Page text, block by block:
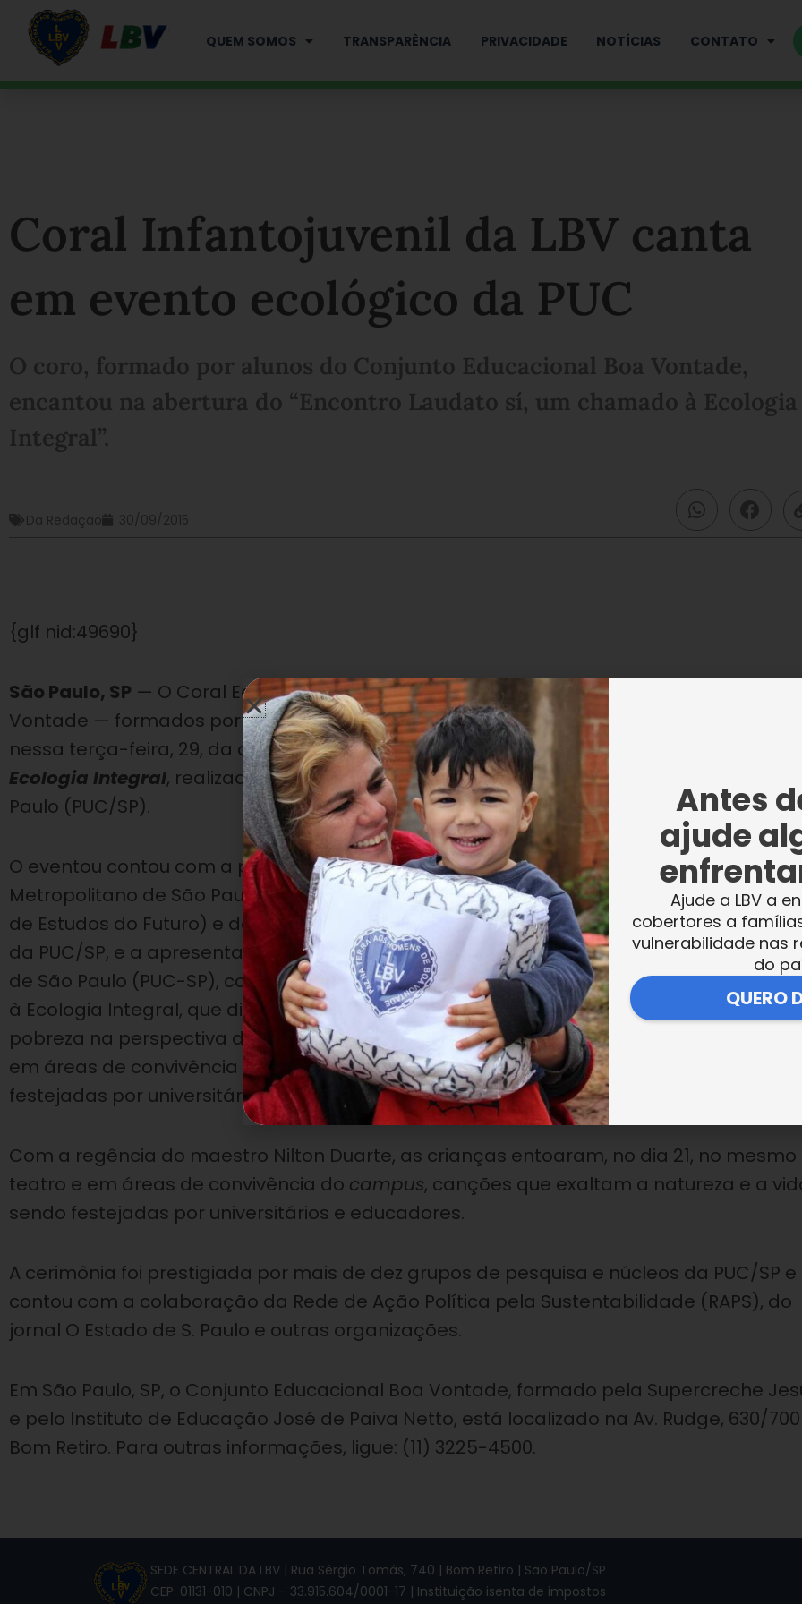
QUEM SOMOS TRANSPARÊNCIA PRIVACIDADE NOTÍCIAS CONTATO
Coral Infantojuvenil da LBV canta
em evento ecológico da PUC
O coro, formado por alunos do Conjunto Educacional Boa Vontade,
encantou na abertura do “Encontro Laudato sí, um chamado à Ecologia
Integral”.
Da Redação 30/09/2015
{glf nid:49690}
São Paulo, SP — O Coral Ecumênico e o Grupo de Instrumentistas Infantojuvenis Boa
Vontade — formados por alunos do Conjunto Educacional Boa Vontade — participaram
nessa terça-feira, 29, da aberturadoEncontro Laudato sí, um chamado à
Ecologia Integral, realizado no Teatro da Pontifícia Universidade Católica de São
Paulo (PUC/SP).
O eventou contou com a presença doCardeal Dom Odilo Scherer , Arcebispo
Metropolitano de São Paulo. O convite para a participação da LBV partiu do NEF
de Estudos do Futuro) e do GEPI (Grupo de Estudos e Pesquisa em
da PUC/SP, e a apresentação ocorreu no TUCA, Teatro da Pontifícia Universidade
de São Paulo (PUC-SP), como abertura artística do encontro Laudato si’ — Um
à Ecologia Integral, que discutiu o compromisso com o meio ambiente e a luta contra a
pobreza na perspectiva do papa Francisco. As crianças entoaram no mesmo teatro e
em áreas de convivência do campus, canções que exaltam a natureza e a vida, sendo
festejadas por universitários e educadores.
Com a regência do maestro Nilton Duarte, as crianças entoaram, no dia 21, no mesmo
teatro e em áreas de convivência do campus, canções que exaltam a natureza e a
sendo festejadas por universitários e educadores.
A cerimônia foi prestigiada por mais de dez grupos de pesquisa e núcleos da PUC/SP e
contou com a colaboração da Rede de Ação Política pela Sustentabilidade (RAPS), do
jornal O Estado de S. Paulo e outras organizações.
Em São Paulo, SP, o Conjunto Educacional Boa Vontade, formado pela Supercreche
e pelo Instituto de Educação José de Paiva Netto, está localizado na Av. Rudge, 630/
Bom Retiro. Para outras informações, ligue: (11) 3225-4500.
SEDE CENTRAL DA LBV | Rua Sérgio Tomás, 740 | Bom Retiro | São Paulo/SP
CEP: 01131-010 | CNPJ – 33.915.604/0001-17 | Instituição isenta de impostos
Antes
ajude
Ajude a LBV a
cobertores a
vulnerabilidade nas
do
QUERO